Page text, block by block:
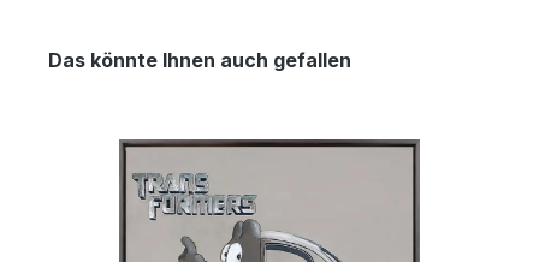
Das könnte Ihnen auch gefallen